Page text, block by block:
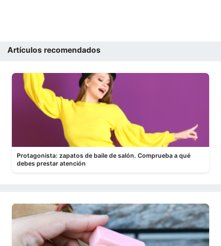
Artículos recomendados
Protagonista: zapatos de baile de salón. Comprueba a qué
debes prestar atención